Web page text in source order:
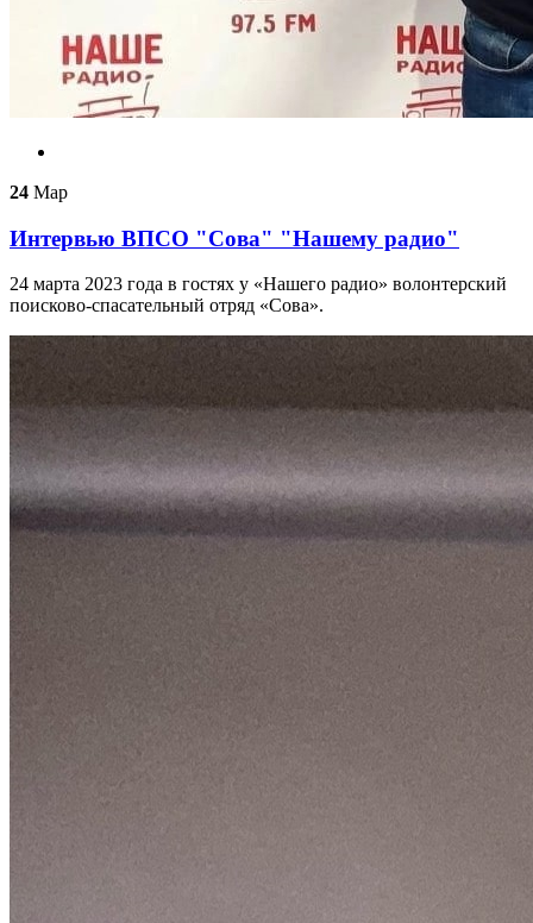
24 Мар
Интервью ВПСО "Сова" "Нашему радио"
24 марта 2023 года в гостях у «Нашего радио» волонтерский
поисково-спасательный отряд «Сова».